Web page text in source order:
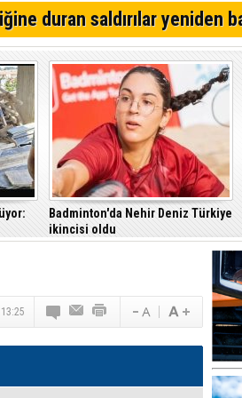
Hedefimiz dijital devlet ve güçlü
Okullarda PDR ve özel eğitim ihtiyaçları
duran saldırılar yeniden
Badminton'da Nehir Deniz Türkiye
ikincisi oldu